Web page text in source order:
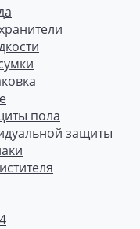
пола
защиты